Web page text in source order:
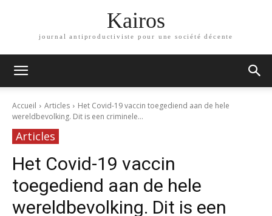
Kairos
journal antiproductiviste pour une société décente
Accueil Articles
Het Covid-19 vaccin toegediend aan de hele
wereldbevolking. Dit is een criminele...
Articles
Het Covid-19 vaccin
toegediend aan de hele
wereldbevolking. Dit is een